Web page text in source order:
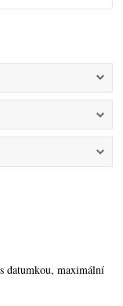
datumkou,maximální